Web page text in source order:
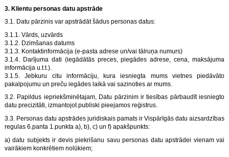
3. Klientu personas datu apstrāde
3.1. Datu pārzinis var apstrādāt šādus personas datus:
3.1.1. Vārds, uzvārds
3.1.2. Dzimšanas datums
3.1.3. Kontaktinformācija (e-pasta adrese un/vai tālruņa numurs)
3.1.4. Darījuma dati (iegādātās preces, piegādes adrese, cena, maksājuma
informācija u.t.t.).
3.1.5. Jebkuru citu informāciju, kura iesniegta mums vietnes piedāvāto
pakalpojumu un preču iegādes laikā vai sazinoties ar mums.
3.2. Papildus iepriekšminētajam, Datu pārzinim ir tiesības pārbaudīt iesniegto
datu precizitāti, izmantojot publiski pieejamos reģistrus.
3.3. Personas datu apstrādes juridiskais pamats ir Vispārīgās datu aizsardzības
regulas 6.panta 1.punkta a), b), c) un f) apakšpunkts:
a) datu subjekts ir devis piekrišanu savu personas datu apstrādei vienam vai
vairākiem konkrētiem nolūkiem;